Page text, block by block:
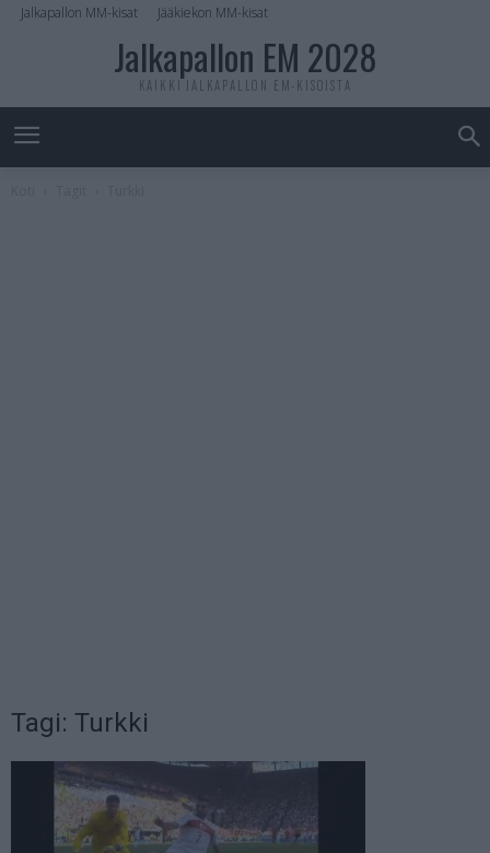
Jalkapallon MM-kisat Jääkiekon MM-kisat
Jalkapallon EM 2028
KAIKKI JALKAPALLON EM-KISOISTA
Tagi: Turkki